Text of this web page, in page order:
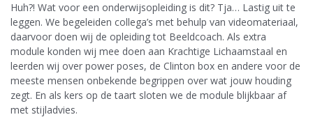
Huh?! Wat voor een onderwijsopleiding is dit? Tja… Lastig uit te
leggen. We begeleiden collega’s met behulp van videomateriaal,
daarvoor doen wij de opleiding tot Beeldcoach. Als extra
module konden wij mee doen aan Krachtige Lichaamstaal en
leerden wij over power poses, de Clinton box en andere voor de
meeste mensen onbekende begrippen over wat jouw houding
zegt. En als kers op de taart sloten we de module blijkbaar af
met stijladvies.